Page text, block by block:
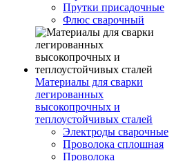
Прутки присадочные
Флюс сварочный
Материалы для сварки
легированных
высокопрочных и
теплоустойчивых сталей
Электроды сварочные
Проволока сплошная
Проволока